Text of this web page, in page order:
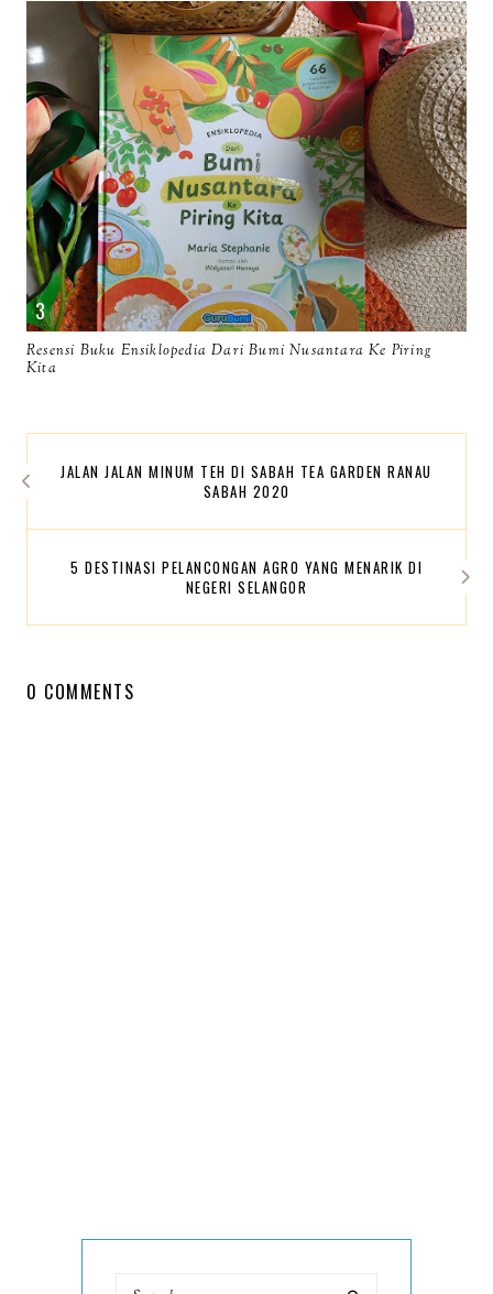
Resensi Buku Ensiklopedia Dari Bumi Nusantara Ke Piring
Kita
JALAN JALAN MINUM TEH DI SABAH TEA GARDEN RANAU
SABAH 2020
5 DESTINASI PELANCONGAN AGRO YANG MENARIK DI
NEGERI SELANGOR
0 COMMENTS